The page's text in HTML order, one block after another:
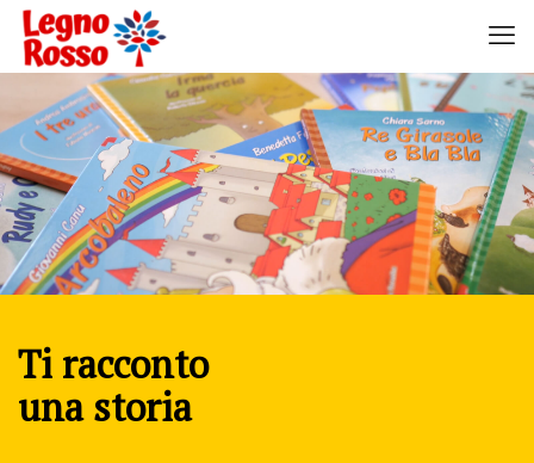
Ti racconto
una storia